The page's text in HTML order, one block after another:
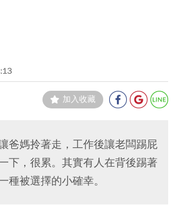
加入收藏
爸媽拎著走，工作後讓老闆踢屁
下，很累。其實有人在背後踢著
種被選擇的小確幸。